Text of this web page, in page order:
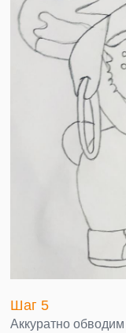
Шаг 5
Аккуратно